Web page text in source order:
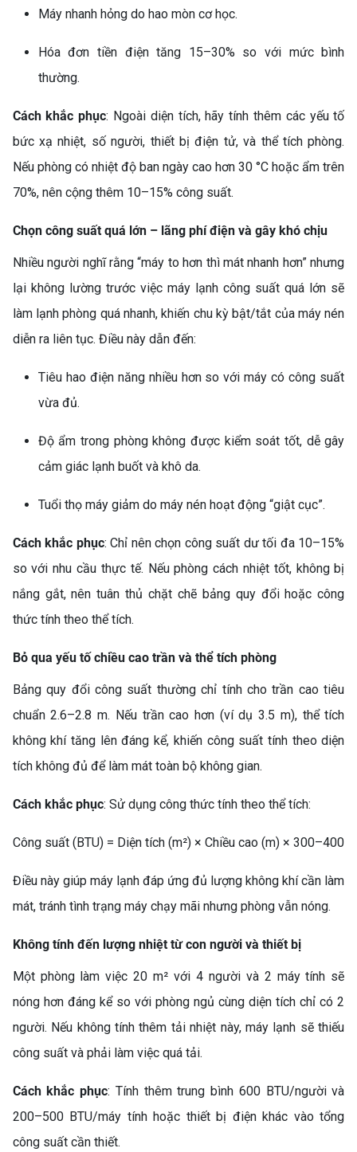
Máy nhanh hỏng do hao mòn cơ học.
Hóa đơn tiền điện tăng 15–30% so với mức bình
thường.
Cách khắc phục: Ngoài diện tích, hãy tính thêm các yếu tố
bức xạ nhiệt, số người, thiết bị điện tử, và thể tích phòng.
Nếu phòng có nhiệt độ ban ngày cao hơn 30 °C hoặc ẩm trên
70%, nên cộng thêm 10–15% công suất.
Chọn công suất quá lớn – lãng phí điện và gây khó chịu
Nhiều người nghĩ rằng “máy to hơn thì mát nhanh hơn” nhưng
lại không lường trước việc máy lạnh công suất quá lớn sẽ
làm lạnh phòng quá nhanh, khiến chu kỳ bật/tắt của máy nén
diễn ra liên tục. Điều này dẫn đến:
Tiêu hao điện năng nhiều hơn so với máy có công suất
vừa đủ.
Độ ẩm trong phòng không được kiểm soát tốt, dễ gây
cảm giác lạnh buốt và khô da.
Tuổi thọ máy giảm do máy nén hoạt động “giật cục”.
Cách khắc phục: Chỉ nên chọn công suất dư tối đa 10–15%
so với nhu cầu thực tế. Nếu phòng cách nhiệt tốt, không bị
nắng gắt, nên tuân thủ chặt chẽ bảng quy đổi hoặc công
thức tính theo thể tích.
Bỏ qua yếu tố chiều cao trần và thể tích phòng
Bảng quy đổi công suất thường chỉ tính cho trần cao tiêu
chuẩn 2.6–2.8 m. Nếu trần cao hơn (ví dụ 3.5 m), thể tích
không khí tăng lên đáng kể, khiến công suất tính theo diện
tích không đủ để làm mát toàn bộ không gian.
Cách khắc phục: Sử dụng công thức tính theo thể tích:
Công suất (BTU) = Diện tích (m²) × Chiều cao (m) × 300–400
Điều này giúp máy lạnh đáp ứng đủ lượng không khí cần làm
mát, tránh tình trạng máy chạy mãi nhưng phòng vẫn nóng.
Không tính đến lượng nhiệt từ con người và thiết bị
Một phòng làm việc 20 m² với 4 người và 2 máy tính sẽ
nóng hơn đáng kể so với phòng ngủ cùng diện tích chỉ có 2
người. Nếu không tính thêm tải nhiệt này, máy lạnh sẽ thiếu
công suất và phải làm việc quá tải.
Cách khắc phục: Tính thêm trung bình 600 BTU/người và
200–500 BTU/máy tính hoặc thiết bị điện khác vào tổng
công suất cần thiết.
TỦ LẠNH FUNIKI FR-
126ISU – SỰ LỰA CHỌN